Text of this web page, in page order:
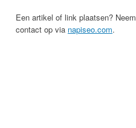
Een artikel of link plaatsen? Neem
contact op via napiseo.com.